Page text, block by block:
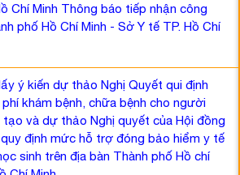
Chí Minh Thông báo tiếp nhận công
phố Hồ Chí Minh - Sở Y tế TP. Hồ Chí
ý kiến dự thảo Nghị Quyết qui định
khám bệnh, chữa bệnh cho người
tạo và dự thảo Nghị quyết của Hội đồng
định mức hỗ trợ đóng bảo hiểm y tế
sinh trên địa bàn Thành phố Hồ chí